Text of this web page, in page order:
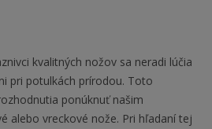
kvalitných nožov sa neradi lúčia
pri potulkách prírodou. Toto
ponúknuť našim
alebo vreckové nože. Pri hľadaní tej